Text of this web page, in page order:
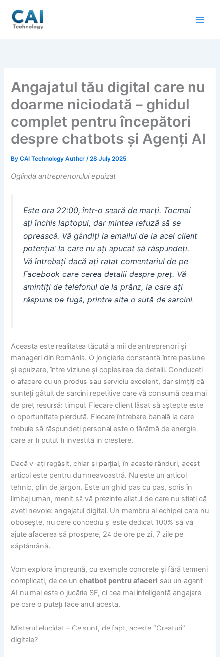
content
Angajatul tău digital care nu
doarme niciodată – ghidul
complet pentru începători
despre chatbots și Agenți AI
ByCAI Technology Author/28 July 2025
Oglinda antreprenorului epuizat
Este ora 22:00, într-o seară de marți. Tocmai
ați închis laptopul, dar mintea refuză să se
oprească. Vă gândiți la emailul de la acel client
potențial la care nu ați apucat să răspundeți.
Vă întrebați dacă ați ratat comentariul de pe
Facebook care cerea detalii despre preț. Vă
amintiți de telefonul de la prânz, la care ați
răspuns pe fugă, printre alte o sută de sarcini.
Aceasta este realitatea tăcută a mii de antreprenori și
manageri din România. O jonglerie constantă între pasiune
și epuizare, între viziune și copleșirea de detalii. Conduceți
o afacere cu un produs sau serviciu excelent, dar simțiți că
sunteți gâtuit de sarcini repetitive care vă consumă cea mai
de preț resursă: timpul. Fiecare client lăsat să aștepte este
o oportunitate pierdută. Fiecare întrebare banală la care
trebuie să răspundeți personal este o fărâmă de energie
care ar fi putut fi investită în creștere.
Dacă v-ați regăsit, chiar și parțial, în aceste rânduri, acest
articol este pentru dumneavoastră. Nu este un articol
tehnic, plin de jargon. Este un ghid pas cu pas, scris în
limbaj uman, menit să vă prezinte aliatul de care nu știați că
aveți nevoie: angajatul digital. Un membru al echipei care nu
obosește, nu cere concediu și este dedicat 100% să vă
ajute afacerea să prospere, 24 de ore pe zi, 7 zile pe
săptămână.
Vom explora împreună, cu exemple concrete și fără termeni
complicați, de ce unchatbot pentru afaceri sau un agent
AI nu mai este o jucărie SF, ci cea mai inteligentă angajare
pe care o puteți face anul acesta.
Misterul elucidat – Ce sunt, de fapt, aceste “Creaturi”
digitale?